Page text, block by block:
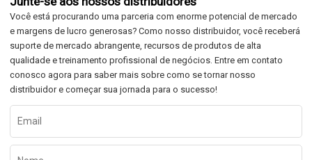
Você está procurando uma parceria com enorme potencial de mercado
e margens de lucro generosas? Como nosso distribuidor, você receberá
suporte de mercado abrangente, recursos de produtos de alta
qualidade e treinamento profissional de negócios. Entre em contato
conosco agora para saber mais sobre como se tornar nosso
distribuidor e começar sua jornada para o sucesso!